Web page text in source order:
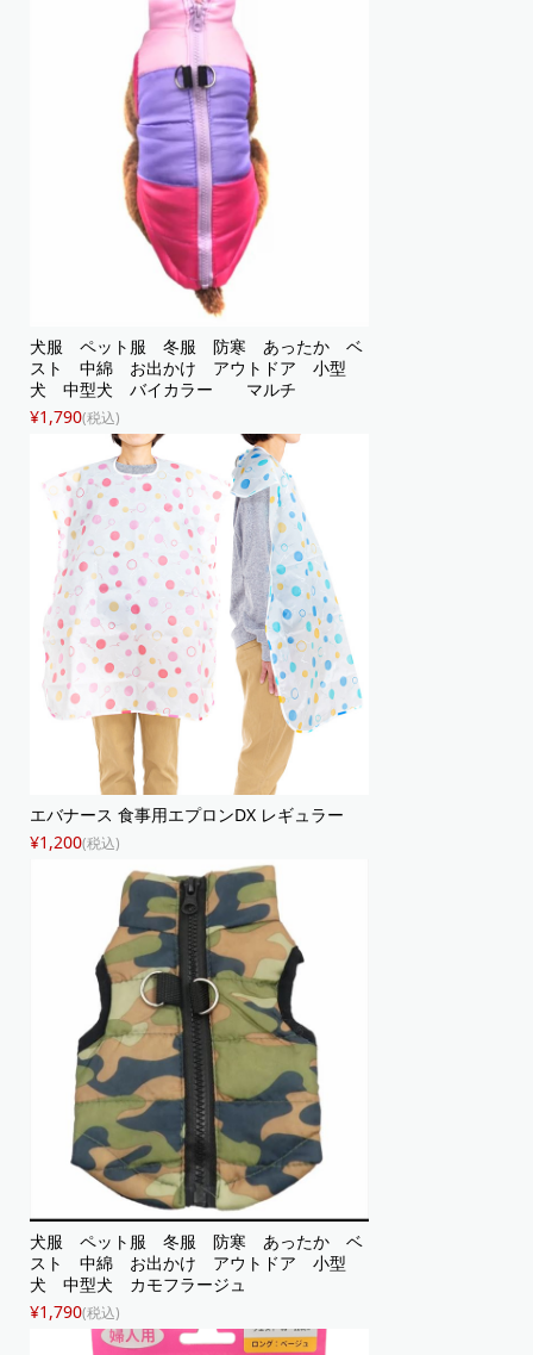
犬服 ペット服 冬服 防寒 あったか ベ
スト 中綿 お出かけ アウトドア 小型
犬 中型犬 バイカラー マルチ
¥1,790(税込)
エバナース 食事用エプロンDX レギュラー
¥1,200(税込)
犬服 ペット服 冬服 防寒 あったか ベ
スト 中綿 お出かけ アウトドア 小型
犬 中型犬 カモフラージュ
¥1,790(税込)